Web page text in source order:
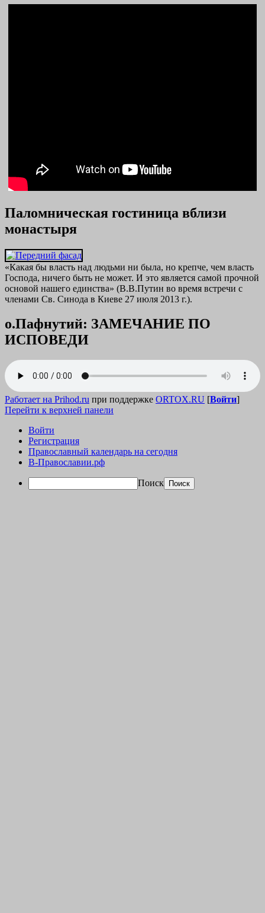
Паломническая гостиница вблизи
монастыря
«Какая бы власть над людьми ни была, но крепче, чем власть
Господа, ничего быть не может. И это является самой прочной
основой нашего единства» (В.В.Путин во время встречи с
членами Св. Синода в Киеве 27 июля 2013 г.).
о.Пафнутий: ЗАМЕЧАНИЕ ПО
ИСПОВЕДИ
Работает на Prihod.ru при поддержке ORTOX.RU [Войти]
Перейти к верхней панели
Войти
Регистрация
Православный календарь на сегодня
В-Православии.рф
Поиск